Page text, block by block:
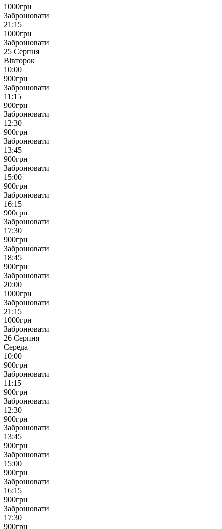
1000грн
Забронювати
21:15
1000грн
Забронювати
25 Серпня
Вівторок
10:00
900грн
Забронювати
11:15
900грн
Забронювати
12:30
900грн
Забронювати
13:45
900грн
Забронювати
15:00
900грн
Забронювати
16:15
900грн
Забронювати
17:30
900грн
Забронювати
18:45
900грн
Забронювати
20:00
1000грн
Забронювати
21:15
1000грн
Забронювати
26 Серпня
Середа
10:00
900грн
Забронювати
11:15
900грн
Забронювати
12:30
900грн
Забронювати
13:45
900грн
Забронювати
15:00
900грн
Забронювати
16:15
900грн
Забронювати
17:30
900грн